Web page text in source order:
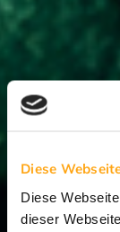
Diese
Diese
dieser